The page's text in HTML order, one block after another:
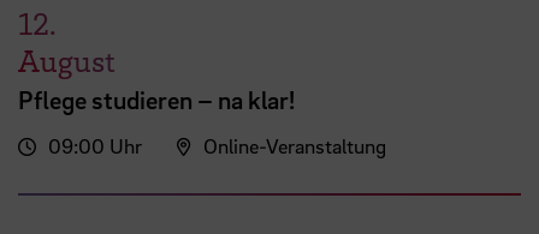
12.
August
Pflege studieren – na klar!
09:00 Uhr Online-Veranstaltung